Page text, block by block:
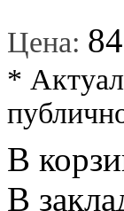
Цена:
*
В
В